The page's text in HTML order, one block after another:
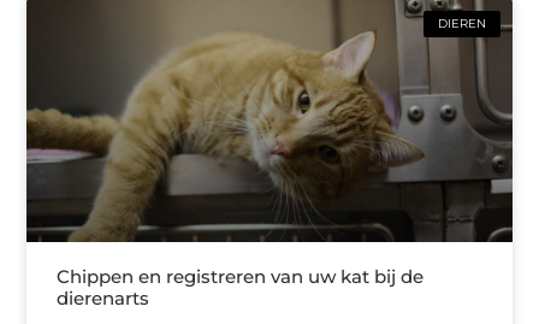
DIEREN
Chippen en registreren van uw kat bij de
dierenarts